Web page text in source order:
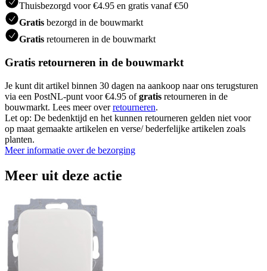
Thuisbezorgd voor €4.95 en gratis vanaf €50
Gratis bezorgd in de bouwmarkt
Gratis retourneren in de bouwmarkt
Gratis retourneren in de bouwmarkt
Je kunt dit artikel binnen 30 dagen na aankoop naar ons terugsturen
via een PostNL-punt voor €4.95 ofgratis retourneren in de
bouwmarkt. Lees meer overretourneren.
Let op: De bedenktijd en het kunnen retourneren gelden niet voor
op maat gemaakte artikelen en verse/ bederfelijke artikelen zoals
planten.
Meer informatie over de bezorging
Meer uit deze actie